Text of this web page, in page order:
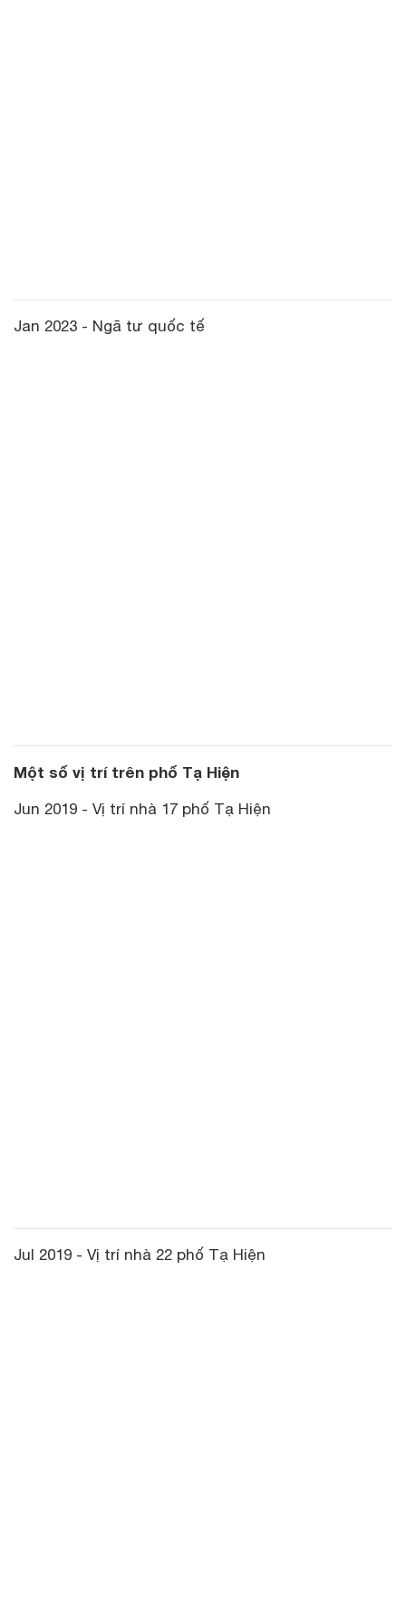
Jan 2023 - Ngã tư quốc tế
Một số vị trí trên phố Tạ Hiện
Jun 2019 - Vị trí nhà 17 phố Tạ Hiện
Jul 2019 - Vị trí nhà 22 phố Tạ Hiện